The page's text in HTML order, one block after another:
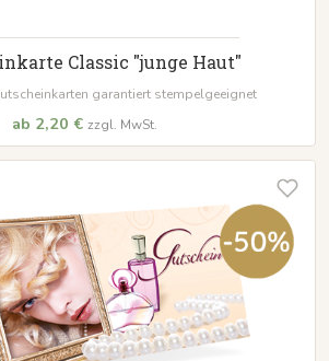
Classic "junge Haut"
garantiert stempelgeeignet
ab 2,20 € zzgl. MwSt.